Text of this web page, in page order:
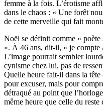
femme à la fois. L’érotisme
dans le chaos : « Une forêt
de cette merveille qui fait
Noël se définit comme «
». À 46 ans, dit-il, « je compte
L’image pourrait sembler
cynisme chez lui, pas de
Quelle heure fait-il dans la
pour excuser, mais pour
détraqué au point que
même heure que celle du reste